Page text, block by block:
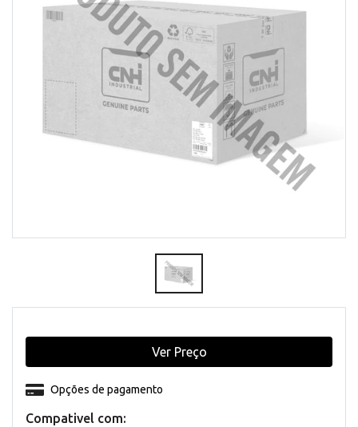
Compativel com:
Opções de pagamento
Ver Preço